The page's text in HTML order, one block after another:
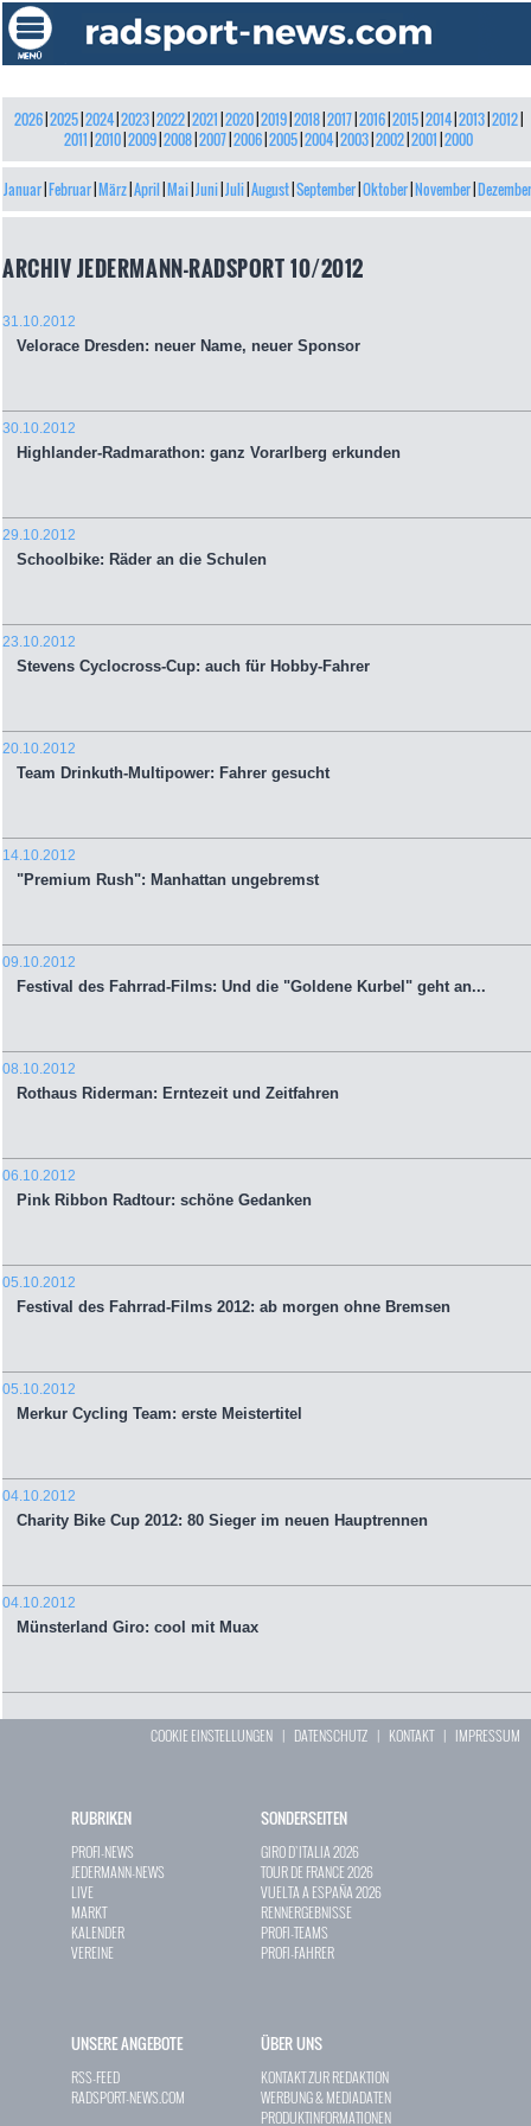
2026| 2025| 2024| 2023| 2022| 2021 2020| 2019| 2018| 2017| 2016| 2015| 2014| 2013| 2012|
2011 2010| 2009| 2008| 2007| 2006| 2005| 2004| 2003| 2002| 2001 2000
Januar Februar März April Mai Juni Juli August September Oktober November Dezember
ARCHIV JEDERMANN-RADSPORT 10/2012
31.10.2012
Velorace Dresden: neuer Name, neuer Sponsor
30.10.2012
Highlander-Radmarathon: ganz Vorarlberg erkunden
29.10.2012
Schoolbike: Räder an die Schulen
23.10.2012
Stevens Cyclocross-Cup: auch für Hobby-Fahrer
20.10.2012
Team Drinkuth-Multipower: Fahrer gesucht
14.10.2012
"Premium Rush": Manhattan ungebremst
09.10.2012
Festival des Fahrrad-Films: Und die "Goldene Kurbel" geht an...
08.10.2012
Rothaus Riderman: Erntezeit und Zeitfahren
06.10.2012
Pink Ribbon Radtour: schöne Gedanken
05.10.2012
Festival des Fahrrad-Films 2012: ab morgen ohne Bremsen
05.10.2012
Merkur Cycling Team: erste Meistertitel
04.10.2012
Charity Bike Cup 2012: 80 Sieger im neuen Hauptrennen
04.10.2012
Münsterland Giro: cool mit Muax
COOKIE EINSTELLUNGEN | DATENSCHUTZ | KONTAKT| IMPRESSUM
RUBRIKEN
PROFI-NEWS
JEDERMANN-NEWS
LIVE
MARKT
KALENDER
VEREINE
SONDERSEITEN
GIRO D`ITALIA 2026
TOUR DE FRANCE 2026
VUELTA A ESPAÑA 2026
RENNERGEBNISSE
PROFI-TEAMS
PROFI-FAHRER
UNSERE ANGEBOTE
RSS-FEED
RADSPORT-NEWS.COM
ÜBER UNS
KONTAKT ZUR REDAKTION
WERBUNG & MEDIADATEN
PRODUKTINFORMATIONEN